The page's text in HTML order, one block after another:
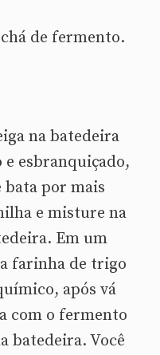
de fermento.
na batedeira
esbranquiçado,
bata por mais
e misture na
Em um
farinha de trigo
após vá
com o fermento
batedeira. Você